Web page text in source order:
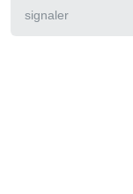
signaler